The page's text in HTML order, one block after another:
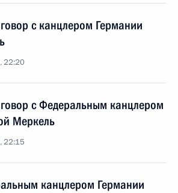
с канцлером Германии
22:20
с Федеральным канцлером
Меркель
22:15
канцлером Германии